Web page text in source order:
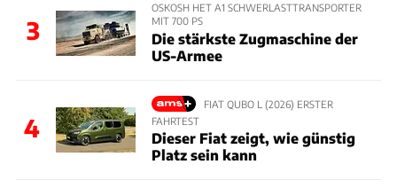
3
OSKOSH HET A1 SCHWERLASTTRANSPORTER
MIT 700 PS
Die stärkste Zugmaschine der
US-Armee
4
FIAT QUBO L (2026) ERSTER
FAHRTEST
Dieser Fiat zeigt, wie günstig
Platz sein kann